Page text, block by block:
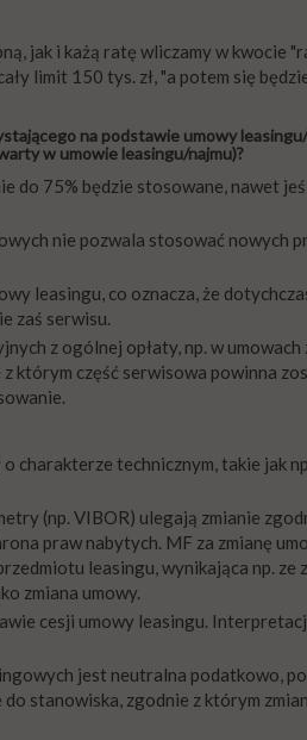
jak i każą ratę wliczamy w kwocie
limit 150 tys. zł, "a potem się
na podstawie umowy
w umowie leasingu/najmu)?
do 75% będzie stosowane, nawet
nie pozwala stosować nowych
leasingu, co oznacza, że
zaś serwisu.
z ogólnej opłaty, np. w
którym część serwisowa powinna
charakterze technicznym, takie jak
(np. VIBOR) ulegają zmianie
praw nabytych. MF za zmianę
leasingu, wynikająca np. ze
zmiana umowy.
cesji umowy leasingu.
jest neutralna podatkowo,
stanowiska, zgodnie z którym